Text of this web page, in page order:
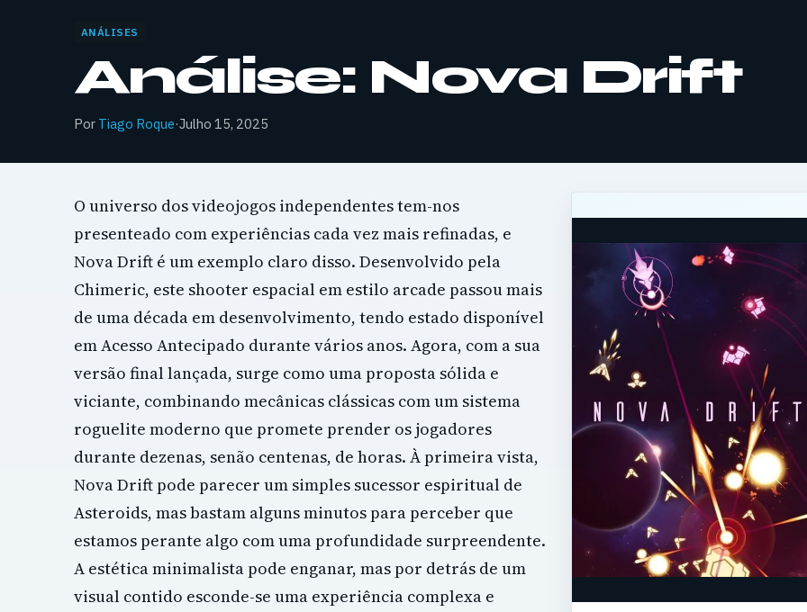
ANÁLISES
Análise: Nova Drift
Por Tiago Roque·Julho 15, 2025
O universo dos videojogos independentes tem-nos
presenteado com experiências cada vez mais refinadas, e
Nova Drift é um exemplo claro disso. Desenvolvido pela
Chimeric, este shooter espacial em estilo arcade passou mais
de uma década em desenvolvimento, tendo estado disponível
em Acesso Antecipado durante vários anos. Agora, com a sua
versão final lançada, surge como uma proposta sólida e
viciante, combinando mecânicas clássicas com um sistema
roguelite moderno que promete prender os jogadores
durante dezenas, senão centenas, de horas. À primeira vista,
Nova Drift pode parecer um simples sucessor espiritual de
Asteroids, mas bastam alguns minutos para perceber que
estamos perante algo com uma profundidade surpreendente.
A estética minimalista pode enganar, mas por detrás de um
visual contido esconde-se uma experiência complexa e